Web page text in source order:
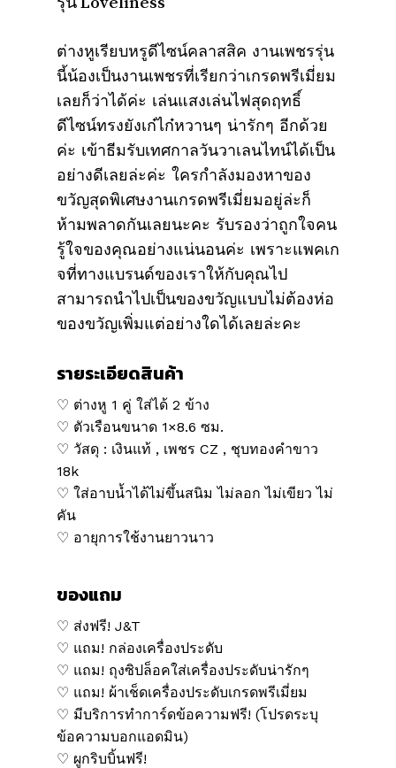
ต่างหูเรียบหรูดีไซน์คลาสสิค งานเพชรรุ่น
นี้น้องเป็นงานเพชรที่เรียกว่าเกรดพรีเมี่ยม
เลยก็ว่าได้ค่ะ เล่นแสงเล่นไฟสุดฤทธิ์
ดีไซน์ทรงยังเก๋ไก๋หวานๆ น่ารักๆ อีกด้วย
ค่ะ เข้าธีมรับเทศกาลวันวาเลนไทน์ได้เป็น
อย่างดีเลยล่ะค่ะ ใครกำลังมองหาของ
ขวัญสุดพิเศษงานเกรดพรีเมี่ยมอยู่ล่ะก็
ห้ามพลาดกันเลยนะคะ รับรองว่าถูกใจคน
รู้ใจของคุณอย่างแน่นอนค่ะ เพราะแพคเก
จที่ทางแบรนด์ของเราให้กับคุณไป
สามารถนำไปเป็นของขวัญแบบไม่ต้องห่อ
ของขวัญเพิ่มแต่อย่างใดได้เลยล่ะคะ
รายระเอียดสินค้า
♡ ต่างหู 1 คู่ ใส่ได้ 2 ข้าง
♡ ตัวเรือนขนาด 1×8.6 ซม.
♡ วัสดุ : เงินแท้ , เพชร CZ , ชุบทองคำขาว
18k
♡ ใส่อาบน้ำได้ไม่ขึ้นสนิม ไม่ลอก ไม่เขียว ไม่
คัน
♡ อายุการใช้งานยาวนาว
ของแถม
♡ ส่งฟรี! J&T
♡ แถม! กล่องเครื่องประดับ
♡ แถม! ถุงซิปล็อคใส่เครื่องประดับน่ารักๆ
♡ แถม! ผ้าเช็ดเครื่องประดับเกรดพรีเมี่ยม
♡ มีบริการทำการ์ดข้อความฟรี! (โปรดระบุ
ข้อความบอกแอดมิน)
♡ ผูกริบบิ้นฟรี!